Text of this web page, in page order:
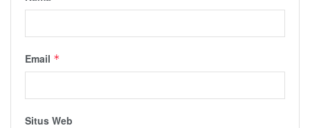
Email *
Situs Web